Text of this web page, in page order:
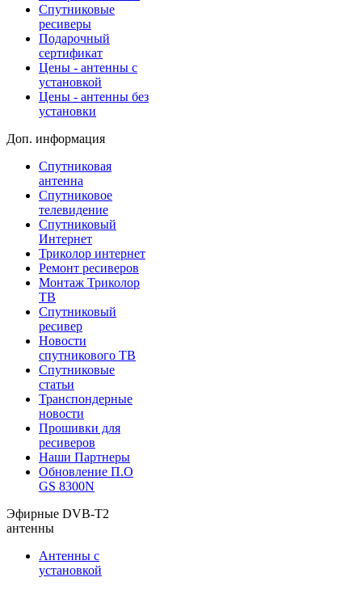
Спутниковые
ресиверы
Подарочный
сертификат
Цены - антенны с
установкой
Цены - антенны без
установки
Доп. информация
Спутниковая
антенна
Спутниковое
телевидение
Спутниковый
Интернет
Триколор интернет
Ремонт ресиверов
Монтаж Триколор
ТВ
Спутниковый
ресивер
Новости
спутникового ТВ
Спутниковые
статьи
Транспондерные
новости
Прошивки для
ресиверов
Наши Партнеры
Обновление П.О
GS 8300N
Эфирные DVB-T2
антенны
Антенны с
установкой